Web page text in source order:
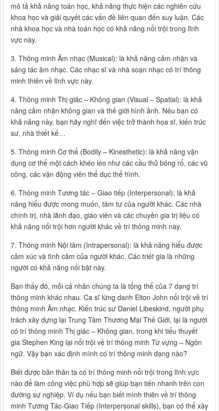
mô tả khả năng toán học, khả năng thực hiện các nghiên cứu
khoa học và giải quyết các vấn đề liên quan đến suy luận. Các
nhà khoa học và nhà toán học có khả năng nổi trội trong lĩnh
vực này.
3. Thông minh Âm nhạc (Musical): là khả năng cảm nhận và
sáng tác âm nhạc. Các nhạc sĩ và nhà soạn nhạc có trí thông
minh thiên về lĩnh vực này.
4. Thông minh Thị giác – Không gian (Visual – Spatial): là khả
năng cảm nhận không gian và thế giới hình ảnh. Nếu bạn có
khả năng này, bạn hãy nghĩ đến việc trở thành họa sĩ, kiến trúc
sư, nhà thiết kế…
5. Thông minh Cơ thể (Bodily – Kinesthetic): là khả năng vận
dụng cơ thể một cách khéo léo như các cầu thủ bóng rổ, các vũ
công, các vận động viên thể dục thể hình.
6. Thông minh Tương tác – Giao tiếp (Interpersonal): là khả
năng hiểu được mong muốn, tâm tư của người khác. Các nhà
chính trị, nhà lãnh đạo, giáo viên và các chuyên gia trị liệu có
khả năng nổi trội hơn người khác về trí thông minh này.
7. Thông minh Nội tâm (Intrapersonal): là khả năng hiểu được
cảm xúc và tình cảm của người khác. Các triết gia là những
người có khả năng nổi bật này.
Bạn thấy đó, mỗi cá nhân chúng ta là tổng thể của 7 dạng trí
thông minh khác nhau. Ca sĩ lừng danh Elton John nổi trội về trí
thông minh Âm nhạc. Kiến trúc sư Daniel Libeskind, người phụ
trách xây dựng lại Trung Tâm Thương Mại Thế Giới, lại là người
có trí thông minh Thị giác – Không gian, trong khi tiểu thuyết
gia Stephen King lại nổi trội về trí thông minh Từ vựng – Ngôn
ngữ. Vậy bạn xác định mình có trí thông minh dạng nào?
Biết được bản thân ta có trí thông minh nổi trội trong lĩnh vực
nào để làm công việc phù hợp sẽ giúp bạn tiến nhanh trên con
đường sự nghiệp. Ví dụ nếu bạn biết mình thiên về trí thông
minh Tương Tác-Giao Tiếp (Interpersonal skills), bạn có thể xây